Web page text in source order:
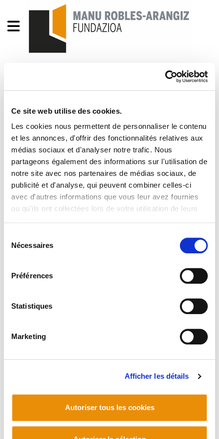
Ce site web utilise des cookies.
Les cookies nous permettent de personnaliser le contenu
et les annonces, d'offrir des fonctionnalités relatives aux
médias sociaux et d'analyser notre trafic. Nous
partageons également des informations sur l'utilisation de
notre site avec nos partenaires de médias sociaux, de
publicité et d'analyse, qui peuvent combiner celles-ci
avec d'autres informations que vous leur avez fournies
ou qu'ils ont collectées lors de votre utilisation de leurs
Nécessaires
Préférences
Statistiques
Marketing
Afficher les détails
Autoriser tous les cookies
“Txiki” Muñoz : Se está
los ultra-neoliberales
2012/07/25
Info7, 2012/07/26 ELAko idazkari nagusiari
egindako elkarrizketa. Beste gaien artean,
murrizketak, burujabetza ekonomiko eta
politikoa, murrizketen aurkako mobilizazioetan
Manu Robles-Arangiz Institutua Fundazioa
Barrainkua 13 - 48009 Bilbo -
Corderliers karrika 20 - 64100 Baiona -
Telf. +33 (0) 559 25 65 52
Contact